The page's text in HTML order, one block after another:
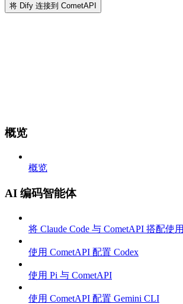
将 Dify 连接到 CometAPI
概览
概览
AI 编码智能体
将 Claude Code 与 CometAPI 搭配使用
使用 CometAPI 配置 Codex
使用 Pi 与 CometAPI
使用 CometAPI 配置 Gemini CLI